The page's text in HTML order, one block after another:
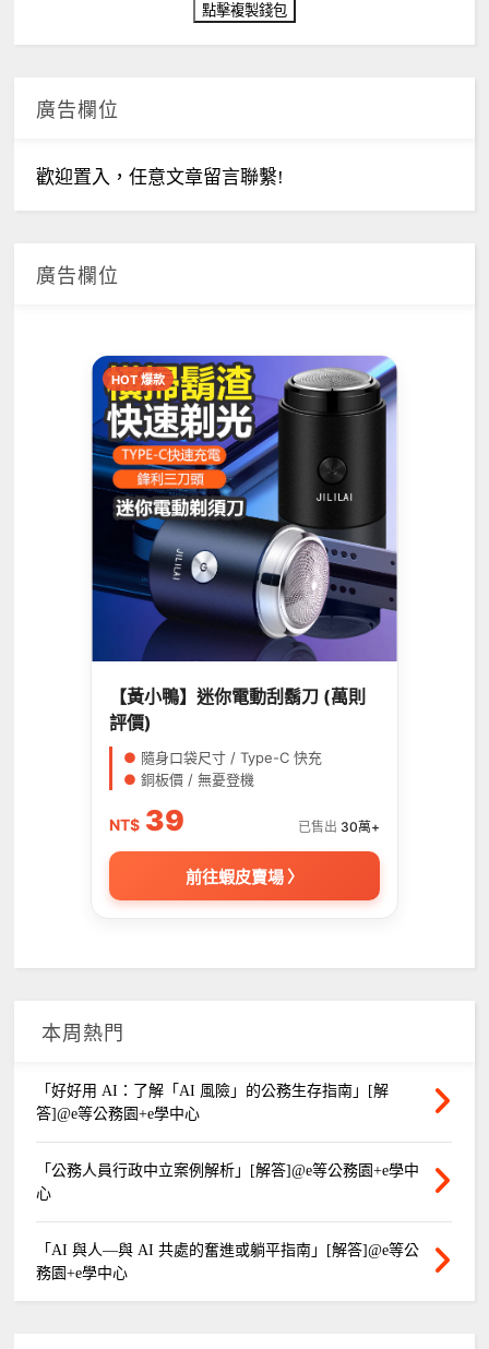
廣告欄位
歡迎置入，任意文章留言聯繫!
廣告欄位
HOT 爆款
【黃小鴨】迷你電動刮鬍刀 (萬則
評價)
● 隨身口袋尺寸 / Type-C 快充
● 銅板價 / 無憂登機
NT$ 39 已售出 30萬+
前往蝦皮賣場 〉
本周熱門
「好好用 AI：了解「AI 風險」的公務生存指南」[解
答]@e等公務園+e學中心
「公務人員行政中立案例解析」[解答]@e等公務園+e學中
心
「AI 與人—與 AI 共處的奮進或躺平指南」[解答]@e等公
務園+e學中心